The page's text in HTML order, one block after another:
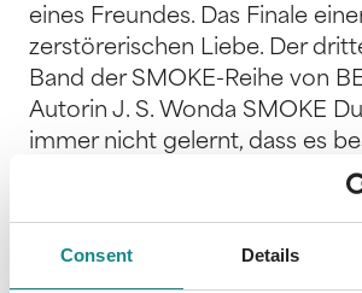
Consent Details
eines Freundes. Das Finale
zerstörerischen Liebe. Der
Band der SMOKE-Reihe von
Autorin J. S. Wonda SMOKE
immer nicht gelernt, dass es
mich zu hören. Stattdessen
von einer Gefahr in die
Cinder, und nichts wird das